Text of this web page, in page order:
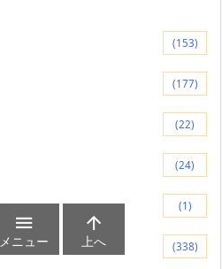
(153)
(177)
(22)
(24)
(1)
(338)

メニュー

上へ